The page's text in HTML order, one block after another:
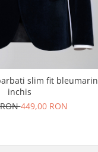
slim fit bleumarin
inchis
449,00 RON